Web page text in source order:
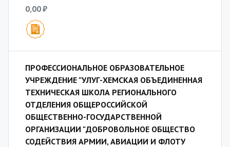
0,00 ₽
ПРОФЕССИОНАЛЬНОЕ ОБРАЗОВАТЕЛЬНОЕ
УЧРЕЖДЕНИЕ "УЛУГ-ХЕМСКАЯ ОБЪЕДИНЕННАЯ
ТЕХНИЧЕСКАЯ ШКОЛА РЕГИОНАЛЬНОГО
ОТДЕЛЕНИЯ ОБЩЕРОССИЙСКОЙ
ОБЩЕСТВЕННО-ГОСУДАРСТВЕННОЙ
ОРГАНИЗАЦИИ "ДОБРОВОЛЬНОЕ ОБЩЕСТВО
СОДЕЙСТВИЯ АРМИИ, АВИАЦИИ И ФЛОТУ